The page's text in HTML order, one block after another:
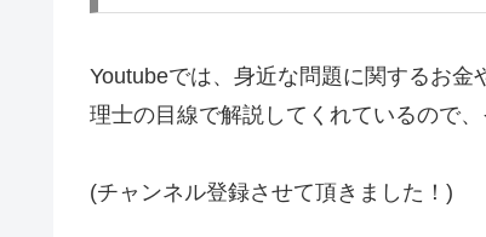
Youtubeでは、身近な問題に関するお
理士の目線で解説してくれているので
(チャンネル登録させて頂きました！)